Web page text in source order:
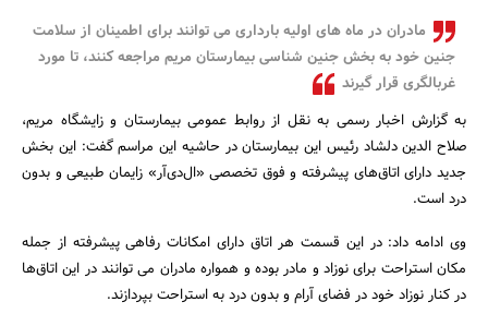
مادران در ماه های اولیه بارداری می توانند برای اطمینان از سلامت
جنین خود به بخش جنین شناسی بیمارستان مریم مراجعه کنند، تا مورد
غربالگری قرار گیرند
به گزارش اخبار رسمی به نقل از روابط عمومی بیمارستان و زایشگاه مریم،
صلاح الدین دلشاد رئیس این بیمارستان در حاشیه این مراسم گفت: این بخش
جدید دارای اتاق‌های پیشرفته و فوق تخصصی «ال‌دی‌آر» زایمان طبیعی و بدون
درد است.
وی ادامه داد: در این قسمت هر اتاق دارای امکانات رفاهی پیشرفته از جمله
مکان استراحت برای نوزاد و مادر بوده و همواره مادران می توانند در این اتاق‌ها
در کنار نوزاد خود در فضای آرام و بدون درد به استراحت بپردازند.